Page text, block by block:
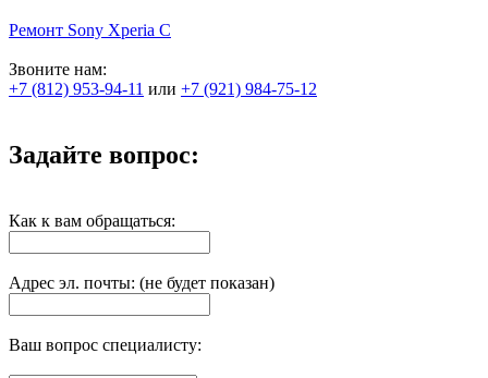
Ремонт Sony Xperia C
Звоните нам:
+7 (812) 953-94-11 или +7 (921) 984-75-12
Задайте вопрос:
Как к вам обращаться:
Адрес эл. почты: (не будет показан)
Ваш вопрос специалисту: